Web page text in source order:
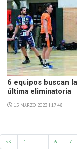
6 equipos buscan
última eliminatoria
15 MARZO 2023 | 17:48
<< 1 … 6 7